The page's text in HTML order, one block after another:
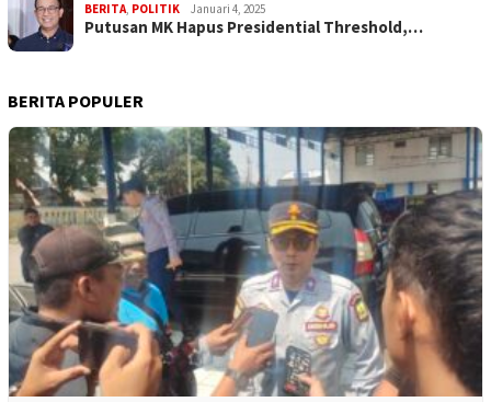
BERITA, POLITIK Januari 4, 2025
Putusan MK Hapus Presidential Threshold,…
BERITA POPULER